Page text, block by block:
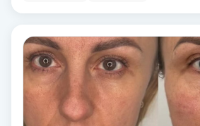
Kemisk peeling
Keratinbehandling
Kinesiologi